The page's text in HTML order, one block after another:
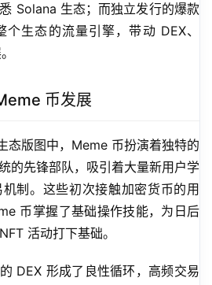
Solana 生态；而独立发行的爆款
生态的流量引擎，带动 DEX、
币发展
态版图中，Meme 币扮演着独特的
的先锋部队，吸引着大量新用户学
制。这些初次接触加密货币的用
币掌握了基础操作技能，为日后
活动打下基础。
DEX 形成了良性循环，高频交易